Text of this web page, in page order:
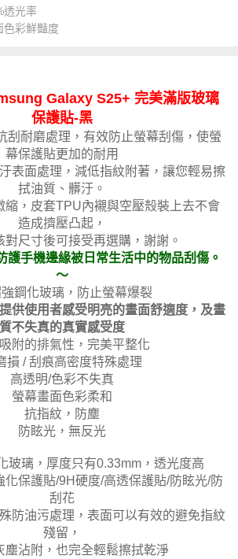
透光率
色彩鮮豔度
Galaxy S25+ 完美滿版玻璃
保護貼-黑
刮耐磨處理，有效防止螢幕刮傷，使螢
幕保護貼更加的耐用
表面處理，減低指紋附著，讓您輕易擦
拭油質、髒汙。
縮，皮套TPU內襯與空壓殼裝上去不會
造成擠壓凸起，
對尺寸後可接受再選購，謝謝。
護手機邊緣被日常生活中的物品刮傷。
～
鋼化玻璃，防止螢幕爆裂
供使用者感受明亮的畫面舒適度，及畫
質不失真的真實感受度
附的排氣性，完美平整化
損 / 刮痕高密度特殊處理
高透明/色彩不失真
螢幕畫面色彩柔和
抗指紋，防塵
防眩光，無反光
玻璃，厚度只有0.33mm，透光度高
化保護貼/9H硬度/高透保護貼/防眩光/防
刮花
防油污處理，表面可以有效的避免指紋
殘留，
塵沾附，也完全輕鬆擦拭乾淨